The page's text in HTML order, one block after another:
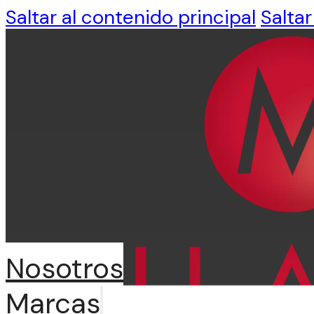
Saltar al contenido principal
Nosotros
Marcas